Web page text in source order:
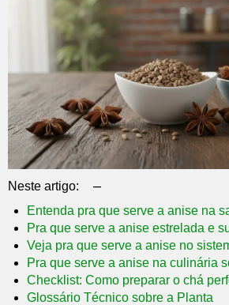
Neste artigo: –
Entenda pra que serve a anise na
Pra que serve a anise estrelada e
Veja pra que serve a anise no
Pra que serve a anise na culinária
Checklist: Como preparar o chá
Glossário Técnico sobre a Planta